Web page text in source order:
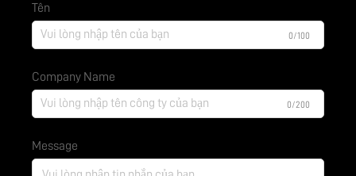
Tên
0/100
Company Name
0/200
Message